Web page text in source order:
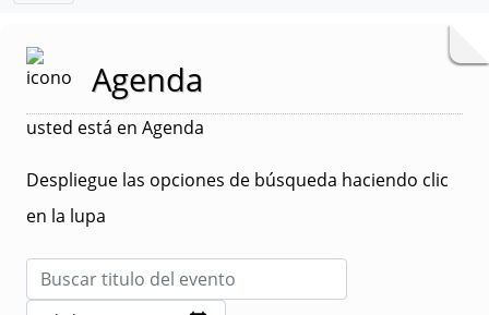
Agenda
usted está en Agenda
Despliegue las opciones de búsqueda haciendo clic
en la lupa